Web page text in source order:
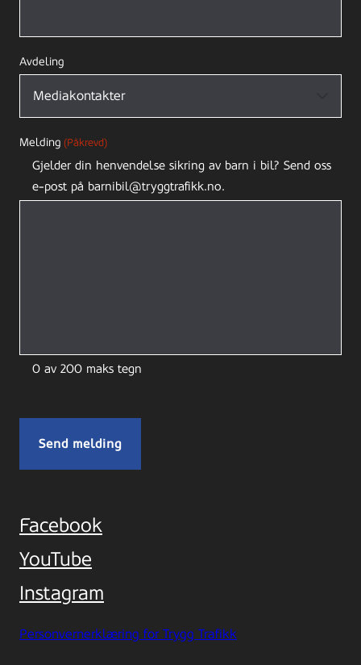
Avdeling
Melding (Påkrevd)
Gjelder din henvendelse sikring av barn i bil? Send oss
e-post på barnibil@tryggtrafikk.no.
0 av 200 maks tegn
Facebook
YouTube
Instagram
Personvernerklæring for Trygg Trafikk